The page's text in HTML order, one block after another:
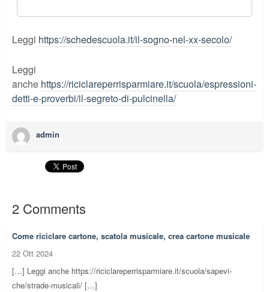
Leggi https://schedescuola.it/il-sogno-nel-xx-secolo/
Leggi
anche https://riciclareperrisparmiare.it/scuola/espressioni-
detti-e-proverbi/il-segreto-di-pulcinella/
admin
2 Comments
Come riciclare cartone, scatola musicale, crea cartone musicale
22 Ott 2024
[…] Leggi anche https://riciclareperrisparmiare.it/scuola/sapevi-
che/strade-musicali/ […]